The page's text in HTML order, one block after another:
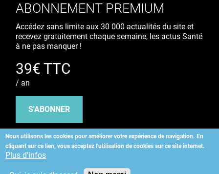
Nous utilisons les cookies pour améliorer votre expérience de navigation. En
cliquant sur ce lien, vous acceptez l'utilisation de cookies sur ce site internet.
Plus d'infos
ABONNEMENT PREMIUM
Accédez sans limite aux 30 000 actualités du site et
recevez gratuitement chaque semaine, les actus Santé
à ne pas manquer !
39€ TTC
/ an
S'ABONNER
Copyright©2026 ALLIEDHEALTH